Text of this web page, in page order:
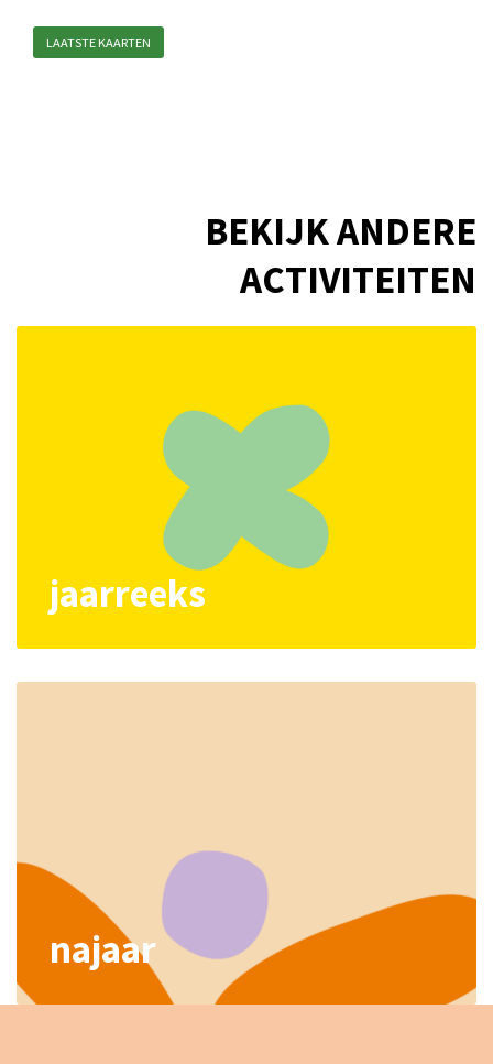
LAATSTE KAARTEN
BEKIJK ANDERE
ACTIVITEITEN
jaarreeks
najaar